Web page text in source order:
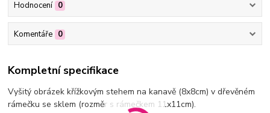
Hodnocení 0
Komentáře 0
Kompletní specifikace
Vyšitý obrázek křížkovým stehem na kanavě (8x8cm) v dřevěném
rámečku se sklem (rozměr s rámečkem 11x11cm).